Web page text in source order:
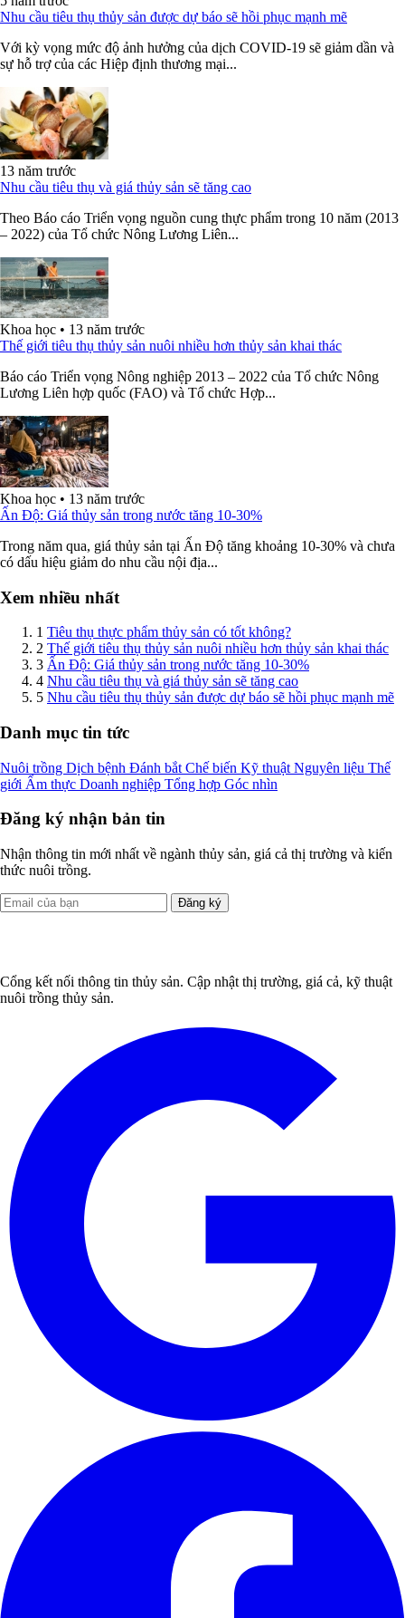
Nhu cầu tiêu thụ thủy sản được dự báo sẽ hồi phục mạnh mẽ
Với kỳ vọng mức độ ảnh hưởng của dịch COVID-19 sẽ giảm dần và
sự hỗ trợ của các Hiệp định thương mại...
13 năm trước
Nhu cầu tiêu thụ và giá thủy sản sẽ tăng cao
Theo Báo cáo Triển vọng nguồn cung thực phẩm trong 10 năm (2013
– 2022) của Tổ chức Nông Lương Liên...
Khoa học • 13 năm trước
Thế giới tiêu thụ thủy sản nuôi nhiều hơn thủy sản khai thác
Báo cáo Triển vọng Nông nghiệp 2013 – 2022 của Tổ chức Nông
Lương Liên hợp quốc (FAO) và Tổ chức Hợp...
Khoa học • 13 năm trước
Ấn Độ: Giá thủy sản trong nước tăng 10-30%
Trong năm qua, giá thủy sản tại Ấn Độ tăng khoảng 10-30% và chưa
có dấu hiệu giảm do nhu cầu nội địa...
Xem nhiều nhất
1 Tiêu thụ thực phẩm thủy sản có tốt không?
2 Thế giới tiêu thụ thủy sản nuôi nhiều hơn thủy sản khai thác
3 Ấn Độ: Giá thủy sản trong nước tăng 10-30%
4 Nhu cầu tiêu thụ và giá thủy sản sẽ tăng cao
5 Nhu cầu tiêu thụ thủy sản được dự báo sẽ hồi phục mạnh mẽ
Danh mục tin tức
Nuôi trồng Dịch bệnh Đánh bắt Chế biến Kỹ thuật Nguyên liệu Thế
giới Ẩm thực Doanh nghiệp Tổng hợp Góc nhìn
Đăng ký nhận bản tin
Nhận thông tin mới nhất về ngành thủy sản, giá cả thị trường và kiến
thức nuôi trồng.
Đăng ký
Cổng kết nối thông tin thủy sản. Cập nhật thị trường, giá cả, kỹ thuật
nuôi trồng thủy sản.